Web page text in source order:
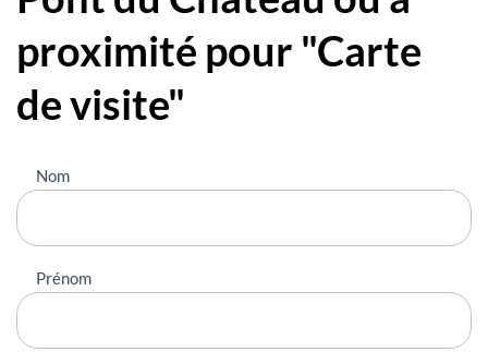
proximité pour "Carte
de visite"
Nous
contacter
Nom
Prénom